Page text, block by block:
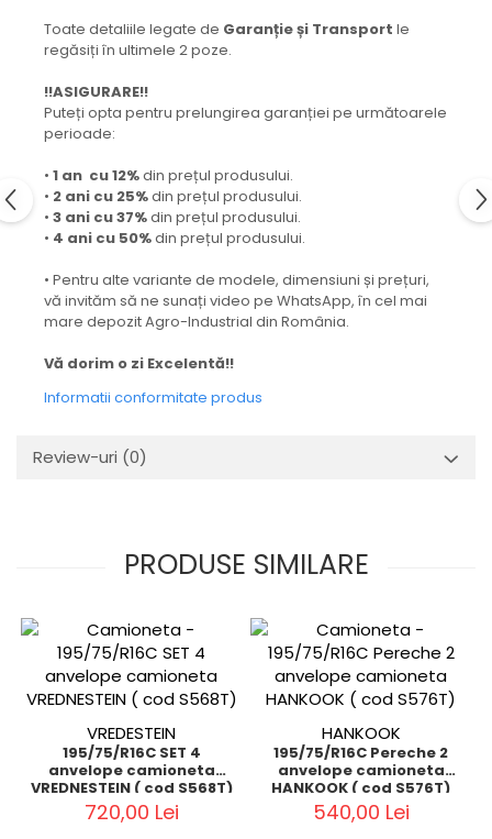
Toate detaliile legate de Garanție și Transport le
regăsiți în ultimele 2 poze.
!!ASIGURARE!!
Puteți opta pentru prelungirea garanției pe următoarele
perioade:
• 1 an cu 12%din prețul produsului.
• 2 ani cu 25%din prețul produsului.
• 3 ani cu 37%din prețul produsului.
• 4 ani cu 50%din prețul produsului.
• Pentru alte variante de modele, dimensiuni și prețuri,
vă invităm să ne sunați video pe WhatsApp, în cel mai
mare depozit Agro-Industrial din România.
Vă dorim o zi Excelentă!!
Informatii conformitate produs
Review-uri (0)
PRODUSE SIMILARE
VREDESTEIN
195/75/R16C SET 4
anvelope camioneta
VREDNESTEIN ( cod S568T)
720,00 Lei
HANKOOK
195/75/R16C Pereche 2
anvelope camioneta
HANKOOK ( cod S576T)
540,00 Lei